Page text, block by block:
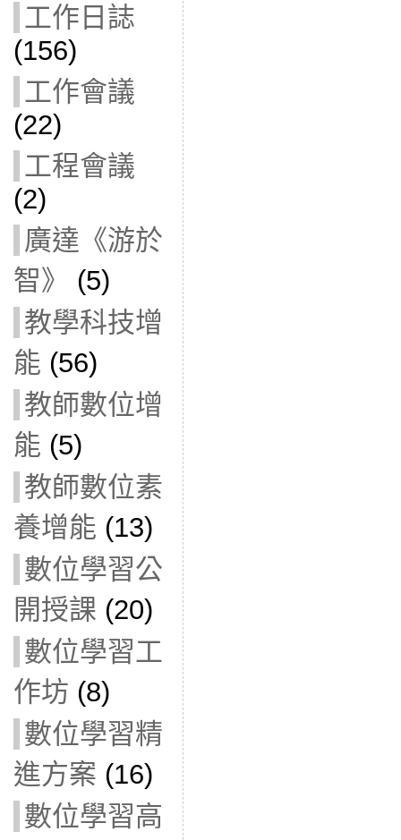
工作日誌
(156)
工作會議
(22)
工程會議
(2)
廣達《游於
智》
(5)
教學科技增
能 (56)
教師數位增
能 (5)
教師數位素
養增能 (13)
數位學習公
開授課 (20)
數位學習工
作坊 (8)
數位學習精
進方案 (16)
數位學習高